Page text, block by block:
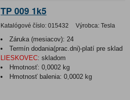
TP 009 1k5
Katalógové číslo: 015432 Výrobca: Tesla
Záruka (mesiacov): 24
Termín dodania(prac.dni)-platí pre sklad
LIESKOVEC: skladom
Hmotnosť:0,0002 kg
Hmotnosť balenia:0,0002 kg